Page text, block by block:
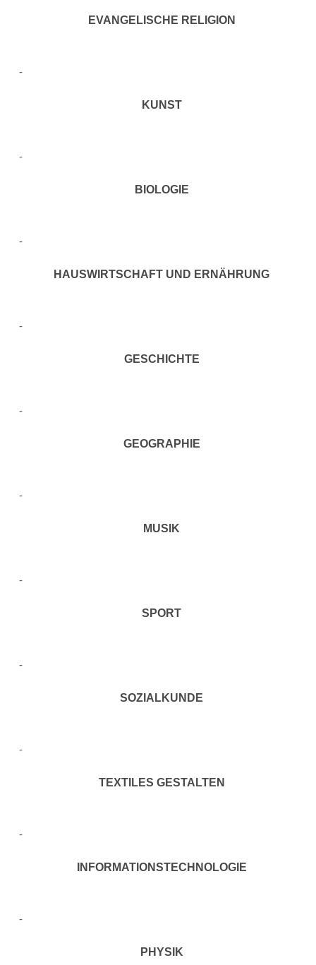
EVANGELISCHE RELIGION
KUNST
BIOLOGIE
HAUSWIRTSCHAFT UND ERNÄHRUNG
GESCHICHTE
GEOGRAPHIE
MUSIK
SPORT
SOZIALKUNDE
TEXTILES GESTALTEN
INFORMATIONSTECHNOLOGIE
PHYSIK